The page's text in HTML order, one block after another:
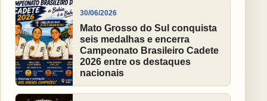
30/06/2026
Mato Grosso do Sul conquista
seis medalhas e encerra
Campeonato Brasileiro Cadete
2026 entre os destaques
nacionais